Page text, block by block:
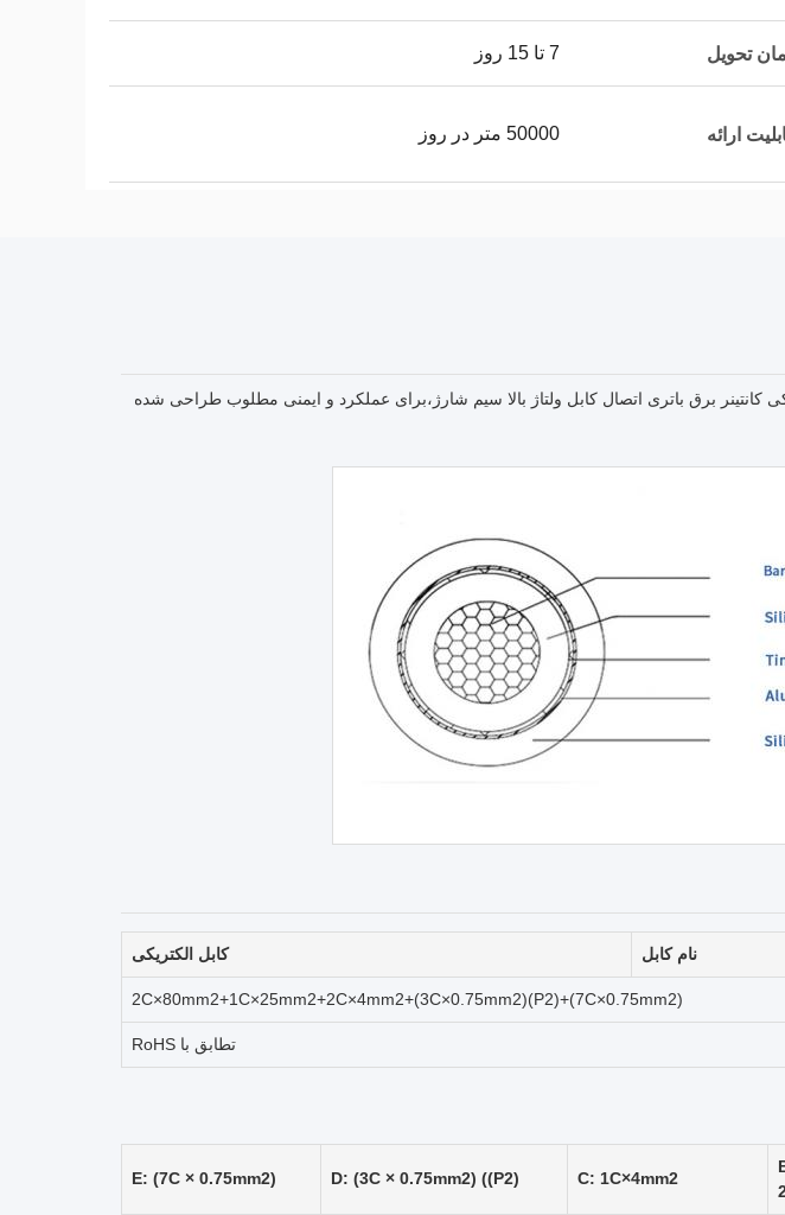
تحویل 7 تا 15 روز
ارائه 50000 متر در روز
کانتینر برق باتری اتصال کابل ولتاژ بالا سیم شارژ،برای عملکرد و ایمنی مطلوب طراحی شده
نام کابل کابل الکتریکی
2C×80mm2+1C×25mm2+2C×4mm2+(3C×0.75mm2)(P2)+(7C×0.75mm2)
تطابق با RoHS
C: 1C×4mm2
D: (3C × 0.75mm2) ((P2)
E: (7C × 0.75mm2)